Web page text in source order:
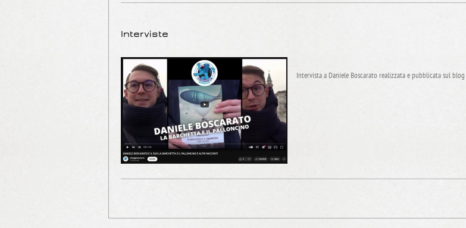
Interviste
Intervista a Daniele Boscarato realizzata e pubblicata sul blog